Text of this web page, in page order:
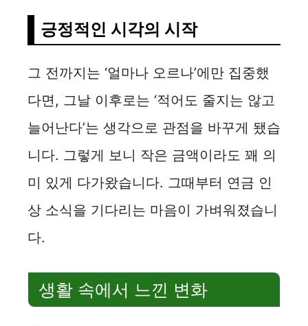
긍정적인 시각의 시작
그 전까지는 ‘얼마나 오르나’에만 집중했
다면, 그날 이후로는 ‘적어도 줄지는 않고
늘어난다’는 생각으로 관점을 바꾸게 됐습
니다. 그렇게 보니 작은 금액이라도 꽤 의
미 있게 다가왔습니다. 그때부터 연금 인
상 소식을 기다리는 마음이 가벼워졌습니
다.
생활 속에서 느낀 변화